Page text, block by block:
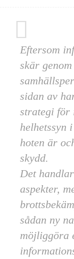
Eftersom
skär
sidan av
strategi för
helhetssyn
hoten är
skydd.
Det
aspekter,
sådan ny
möjliggöra